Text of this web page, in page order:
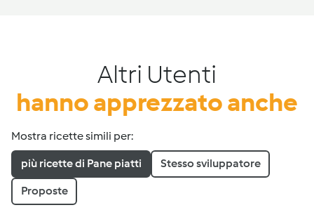
Altri Utenti
hanno apprezzato anche
Mostra ricette simili per:
più ricette di Pane piatti Stesso sviluppatore
Proposte